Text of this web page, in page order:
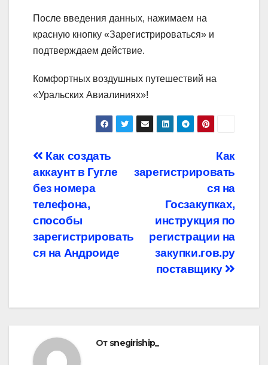
После введения данных, нажимаем на
красную кнопку «Зарегистрироваться» и
подтверждаем действие.
Комфортных воздушных путешествий на
«Уральских Авиалиниях»!
Навигация
по
записям
Как
зарегистрировать
ся на
Госзакупках,
инструкция по
регистрации на
закупки.гов.ру
поставщику
Как создать
аккаунт в Гугле
без номера
телефона,
способы
зарегистрировать
ся на Андроиде
От snegiriship_